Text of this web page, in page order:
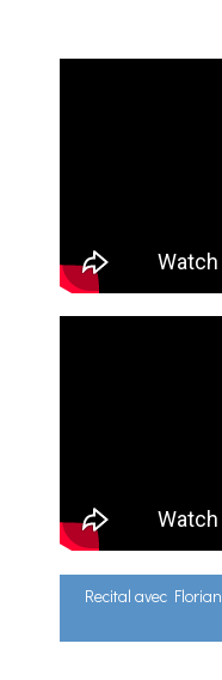
Recital avec